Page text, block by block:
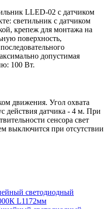
LLED-02 с датчиком
светильник с датчиком
крепеж для монтажа на
поверхность,
допустимая
100 Вт.
движения. Угол охвата
действия датчика - 4 м. При
сенсора свет
выключится при отсутствии
светодиодный
L1172мм